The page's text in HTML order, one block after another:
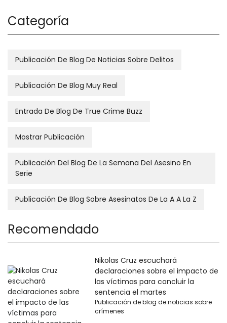
Categoría
Publicación De Blog De Noticias Sobre Delitos
Publicación De Blog Muy Real
Entrada De Blog De True Crime Buzz
Mostrar Publicación
Publicación Del Blog De La Semana Del Asesino En
Serie
Publicación De Blog Sobre Asesinatos De La A A La Z
Recomendado
Nikolas Cruz escuchará
declaraciones sobre el impacto de
las víctimas para concluir la
sentencia el martes
Publicación de blog de noticias sobre
crímenes